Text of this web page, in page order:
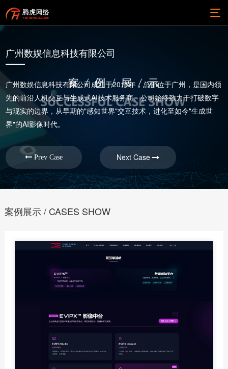
广州数娱信息科技有限公司
广州数娱信息科技有限公司成立于2011年，总部位于广州，是国内领
先的前沿人机交互与生成式AI技术服务商。公司始终致力于打破数字
与现实的边界，从早期的"感知世界"交互技术，进化至如今"生成世
界"的AI影像时代。
Prev Case Next Case
案例展示 / CASES SHOW